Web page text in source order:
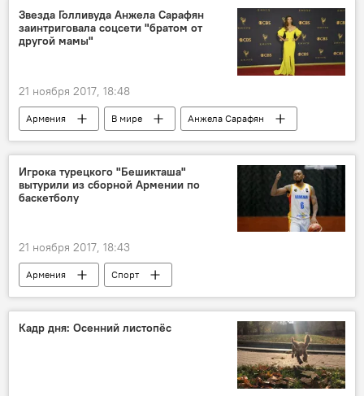
Звезда Голливуда Анжела Сарафян
заинтриговала соцсети "братом от
другой мамы"
21 ноября 2017, 18:48
Армения В мире
Анжела Сарафян
брат
Американская актриса Анжела Сарафян
соцсети
Игрока турецкого "Бешикташа"
вытурили из сборной Армении по
баскетболу
21 ноября 2017, 18:43
Армения Спорт
Кадр дня: Осенний листопёс